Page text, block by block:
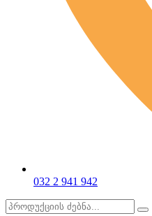
032 2 941 942